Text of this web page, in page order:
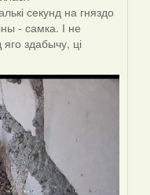
секунд на гняздо
- самка. І не
здабычу, ці